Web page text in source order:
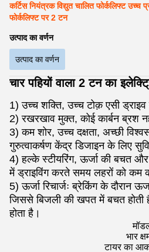
कर्टिस नियंत्रक विद्युत चालित फोर्कलिफ्ट उच्च
फोर्कलिफ्ट पर 2 टन
उत्पाद का वर्णन
उत्पाद का वर्णन
चार पहियों वाला 2 टन का
1) उच्च शक्ति, उच्च टोक़ एसी ड्राइव
2) रखरखाव मुक्त, कोई कार्बन ब्रश
3) कम शोर, उच्च दक्षता, अच्छी
गुरुत्वाकर्षण केंद्र डिजाइन के लिए
4) हल्के स्टीयरिंग, ऊर्जा की बचत और
में ड्राइविंग करते समय लहरों को कम
5) ऊर्जा रिचार्जः ब्रेकिंग के दौरान
जिससे बिजली की खपत में बचत होती
होता है।
भार
टायर का